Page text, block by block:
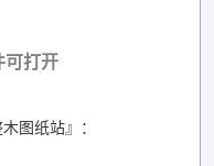
可打开
图纸站』：